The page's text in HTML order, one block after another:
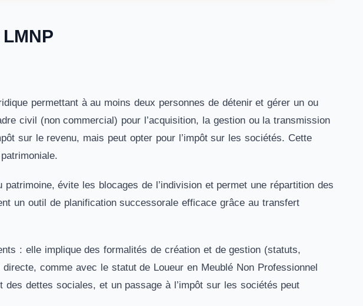
permettant à au moins deux personnes de détenir et gérer un ou
civil (non commercial) pour l’acquisition, la gestion ou la transmission
sur le revenu, mais peut opter pour l’impôt sur les sociétés. Cette
évite les blocages de l’indivision et permet une répartition des
un outil de planification successorale efficace grâce au transfert
: elle implique des formalités de création et de gestion (statuts,
comme avec le statut de Loueur en Meublé Non Professionnel
dettes sociales, et un passage à l’impôt sur les sociétés peut